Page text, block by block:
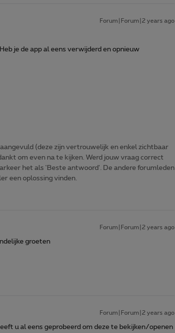
Forum|Forum|2 years ago
je de app al eens verwijderd en opnieuw
aangevuld (deze zijn vertrouwelijk en enkel zichtbaar
om even na te kijken. Werd jouw vraag correct
het als 'Beste antwoord'. De andere forumleden
een oplossing vinden.
Forum|Forum|2 years ago
groeten
Forum|Forum|2 years ago
u al eens geprobeerd om deze te bekijken/openen